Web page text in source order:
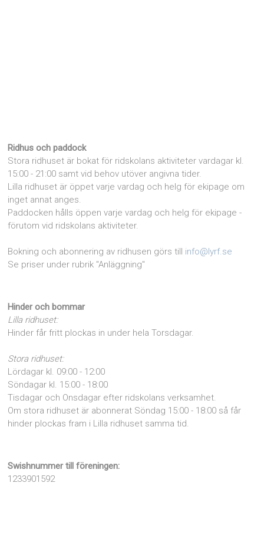
Ridhus och paddock
Stora ridhuset är bokat för ridskolans aktiviteter vardagar kl.
15:00 - 21:00 samt vid behov utöver angivna tider.
Lilla ridhuset är öppet varje vardag och helg för ekipage om
inget annat anges.
Paddocken hålls öppen varje vardag och helg för ekipage -
förutom vid ridskolans aktiviteter.
Bokning och abonnering av ridhusen görs till info@lyrf.se
Se priser under rubrik "Anläggning"
Hinder och bommar
Lilla ridhuset:
Hinder får fritt plockas in under hela Torsdagar.
Stora ridhuset:
Lördagar kl. 09:00 - 12:00
Söndagar kl. 15:00 - 18:00
Tisdagar och Onsdagar efter ridskolans verksamhet.
Om stora ridhuset är abonnerat Söndag 15:00 - 18:00 så får
hinder plockas fram i Lilla ridhuset samma tid.
Swishnummer till föreningen:
1233901592